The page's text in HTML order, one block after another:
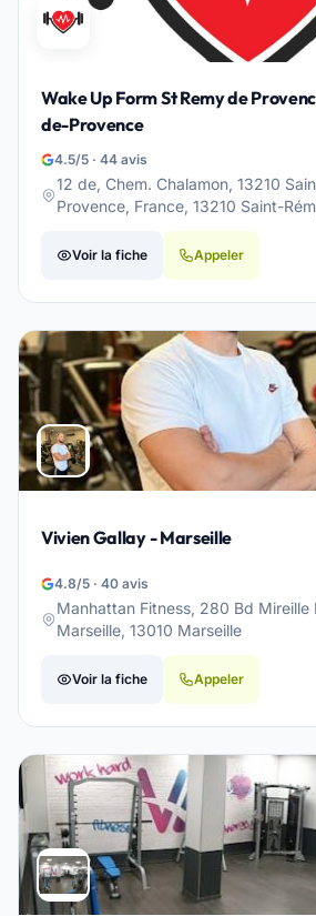
Wake Up Form St Remy de
de-Provence
4.5/5 · 44 avis
12 de, Chem. Chalamon, 13210
Provence, France, 13210 Saint-
Voir la fiche Appeler
Vivien Gallay - Marseille
4.8/5 · 40 avis
Manhattan Fitness, 280 Bd Mireille
Marseille, 13010 Marseille
Voir la fiche Appeler